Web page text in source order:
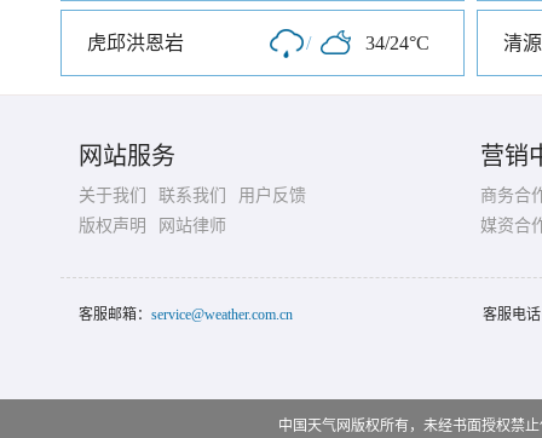
虎邱洪恩岩 / 34/24°C 清
网站服务
关于我们 联系我们
用户反馈
版权声明
网站律师
营销
商务合
媒资合
客服邮箱： service@weather.com.cn 客服电
中国天气网版权所有，未经书面授权